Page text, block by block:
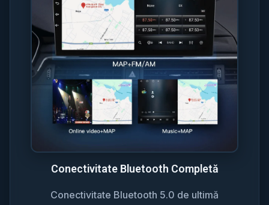
Conectivitate Bluetooth Completă
Conectivitate Bluetooth 5.0 de ultimă